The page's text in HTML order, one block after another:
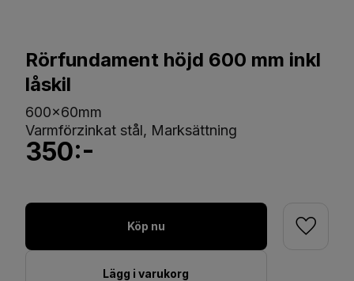
Rörfundament höjd 600 mm inkl
låskil
600x60mm
Varmförzinkat stål, Marksättning
350:-
Köp nu
Lägg i varukorg